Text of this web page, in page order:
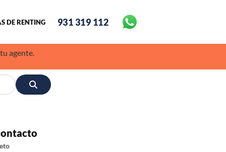
DE RENTING 931 319 112
agente.